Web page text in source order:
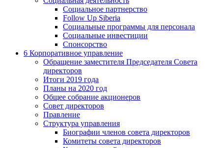
Социальное партнерство
Follow Up Siberia
Социальные программы для персонала
Социальные инвестиции
Спонсорство
6 Корпоративное управление
Обращение заместителя Председателя Совета
директоров
Итоги 2019 года
Планы на 2020 год
Общее собрание акционеров
Совет директоров
Правление
Структура управления
Биографии членов совета директоров
Комитеты совета директоров